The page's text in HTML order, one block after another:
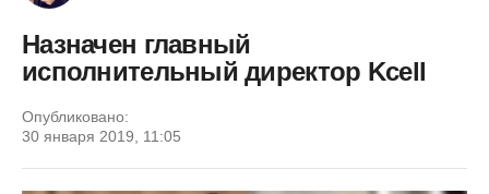
Назначен главный
исполнительный директор Kcell
Опубликовано:
30 января 2019, 11:05